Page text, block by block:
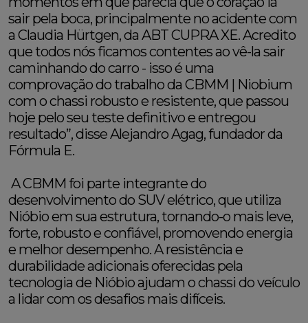
sair pela boca, principalmente no acidente com
a Claudia Hürtgen, da ABT CUPRA XE. Acredito
que todos nós ficamos contentes ao vê-la sair
caminhando do carro - isso é uma
comprovação do trabalho da CBMM | Niobium
com o chassi robusto e resistente, que passou
hoje pelo seu teste definitivo e entregou
resultado”, disse Alejandro Agag, fundador da
Fórmula E.
A CBMM foi parte integrante do
desenvolvimento do SUV elétrico, que utiliza
Nióbio em sua estrutura, tornando-o mais leve,
forte, robusto e confiável, promovendo energia
e melhor desempenho. A resistência e
durabilidade adicionais oferecidas pela
tecnologia de Nióbio ajudam o chassi do veículo
a lidar com os desafios mais difíceis.